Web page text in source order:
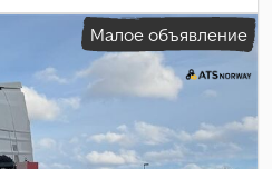
Малое объявление